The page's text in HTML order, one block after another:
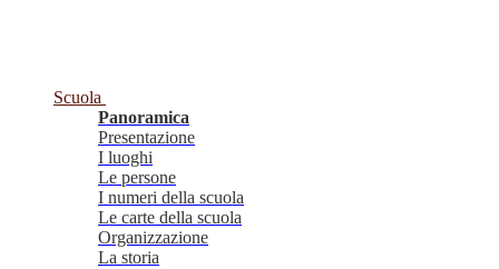
Scuola
Panoramica
Presentazione
I luoghi
Le persone
I numeri della scuola
Le carte della scuola
Organizzazione
La storia